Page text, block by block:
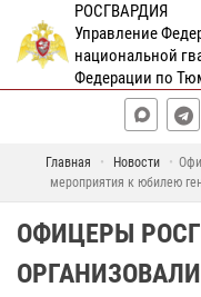
РОСГВАРДИЯ
Управление
национальной
Федерации по
Главная Новости
мероприятия к юбилею
ОФИЦЕРЫ